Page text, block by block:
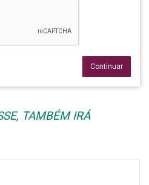
Continuar
TAMBÉM IRÁ